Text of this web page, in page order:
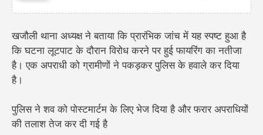
खजौली थाना अध्यक्ष ने बताया कि प्रारंभिक जांच में यह स्पष्ट हुआ है
कि घटना लूटपाट के दौरान विरोध करने पर हुई फायरिंग का नतीजा
है। एक अपराधी को ग्रामीणों ने पकड़कर पुलिस के हवाले कर दिया
है।
पुलिस ने शव को पोस्टमार्टम के लिए भेज दिया है और फरार अपराधियों
की तलाश तेज कर दी गई है